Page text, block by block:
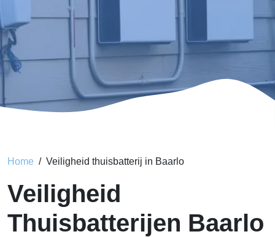
Home Veiligheid thuisbatterij in Baarlo
Veiligheid
Thuisbatterijen Baarlo